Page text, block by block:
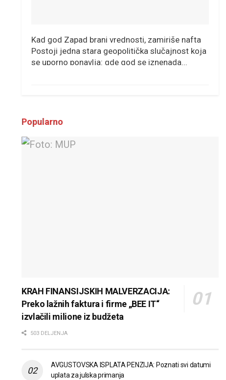
Kad god Zapad brani vrednosti, zamiriše nafta
Postoji jedna stara geopolitička slučajnost koja
se uporno ponavlja: gde god se iznenada...
Popularno
KRAH FINANSIJSKIH MALVERZACIJA:
Preko lažnih faktura i firme „BEE IT“
izvlačili milione iz budžeta
503 DELJENJA
AVGUSTOVSKA ISPLATA PENZIJA: Poznati svi datumi
uplata za julska primanja